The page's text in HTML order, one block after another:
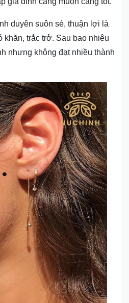
duyên suôn sẻ, thuận lợi là
khăn, trắc trở. Sau bao nhiêu
nhưng không đạt nhiều thành